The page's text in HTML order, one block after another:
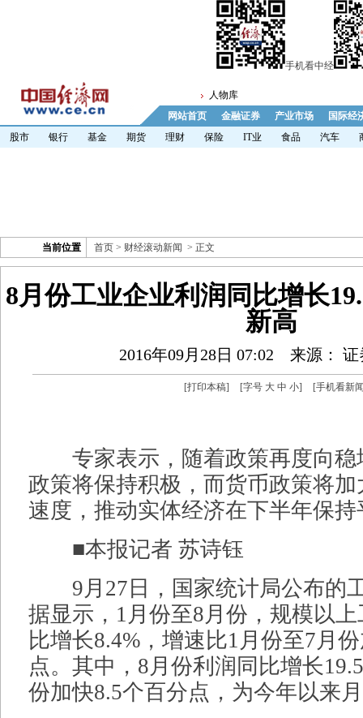
手机看中经
人物库
网站首页
金融证券 产业市场
国际经
股市
银行 基金 期货 理财 保险 IT业 食品 汽车
当前位置 首页 > 财经滚动新闻 > 正文
8月份工业企业利润同比增长
新高
2016年09月28日 07:02 来源：
[打印本稿] [字号 大 中 小] [手机看新
专家表示，随着政策再度向稳
政策将保持积极，而货币政策将
速度，推动实体经济在下半年保持
■本报记者 苏诗钰
9月27日，国家统计局公布的
据显示，1月份至8月份，规模以
比增长8.4%，增速比1月份至7月
点。其中，8月份利润同比增长
份加快8.5个百分点，为今年以来